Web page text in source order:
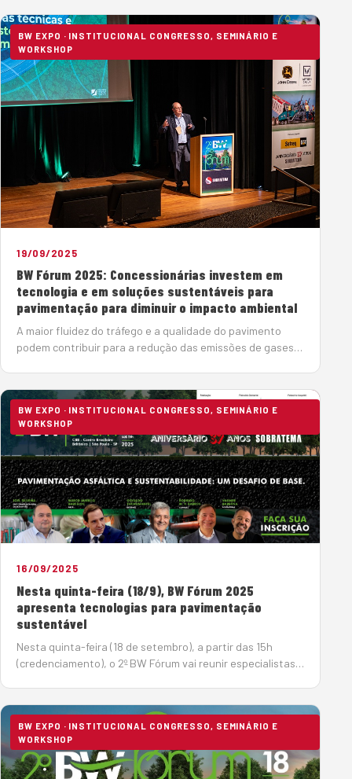
BW EXPO · INSTITUCIONAL CONGRESSO, SEMINÁRIO E
WORKSHOP
19/09/2025
BW Fórum 2025: Concessionárias investem em
tecnologia e em soluções sustentáveis para
pavimentação para diminuir o impacto ambiental
A maior fluidez do tráfego e a qualidade do pavimento
podem contribuir para a redução das emissões de gases
“Pavimenta&cc…
BW EXPO · INSTITUCIONAL CONGRESSO, SEMINÁRIO E
WORKSHOP
16/09/2025
Nesta quinta-feira (18/9), BW Fórum 2025
apresenta tecnologias para pavimentação
sustentável
Nesta quinta-feira (18 de setembro), a partir das 15h
(credenciamento), o 2º BW Fórum vai reunir especialistas
setor, oti…
BW EXPO · INSTITUCIONAL CONGRESSO, SEMINÁRIO E
WORKSHOP